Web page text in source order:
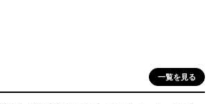
一覧を見る